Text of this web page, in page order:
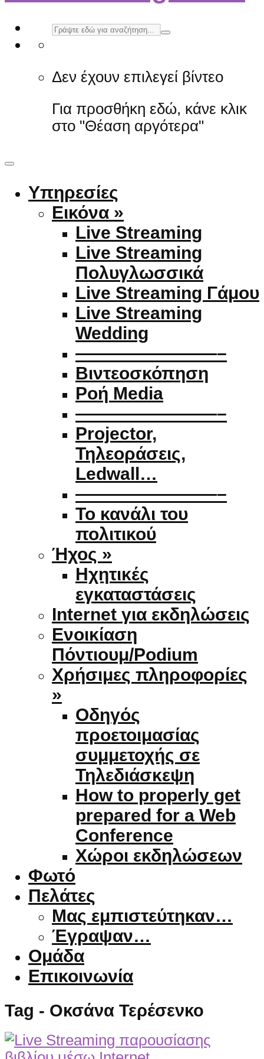
Δεν έχουν επιλεγεί βίντεο
Για προσθήκη εδώ, κάνε κλικ
στο "Θέαση αργότερα"
Υπηρεσίες
Εικόνα »
Live Streaming
Live Streaming
Πολυγλωσσικά
Live Streaming Γάμου
Live Streaming
Wedding
————————–
Βιντεοσκόπηση
Ροή Media
————————–
Projector,
Τηλεοράσεις,
Ledwall…
————————–
Το κανάλι του
πολιτικού
Ήχος »
Ηχητικές
εγκαταστάσεις
Internet για εκδηλώσεις
Ενοικίαση
Πόντιουμ/Podium
Χρήσιμες πληροφορίες
»
Οδηγός
προετοιμασίας
συμμετοχής σε
Τηλεδιάσκεψη
How to properly get
prepared for a Web
Conference
Χώροι εκδηλώσεων
Φωτό
Πελάτες
Μας εμπιστεύτηκαν…
Έγραψαν…
Ομάδα
Επικοινωνία
Tag - Οκσάνα Τερέσενκο